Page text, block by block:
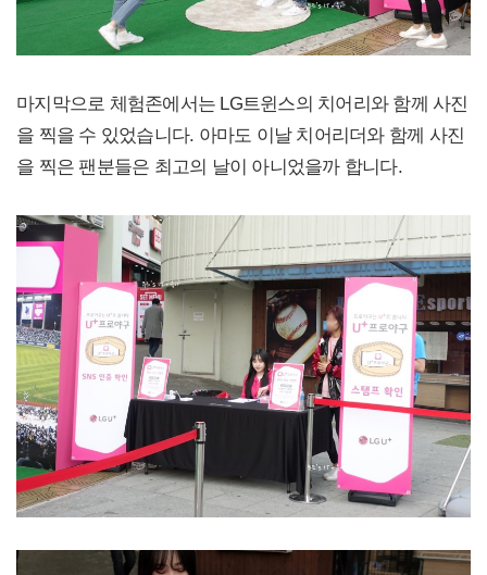
마지막으로 체험존에서는 LG트윈스의 치어리와 함께 사진
을 찍을 수 있었습니다. 아마도 이날 치어리더와 함께 사진
을 찍은 팬분들은 최고의 날이 아니었을까 합니다.